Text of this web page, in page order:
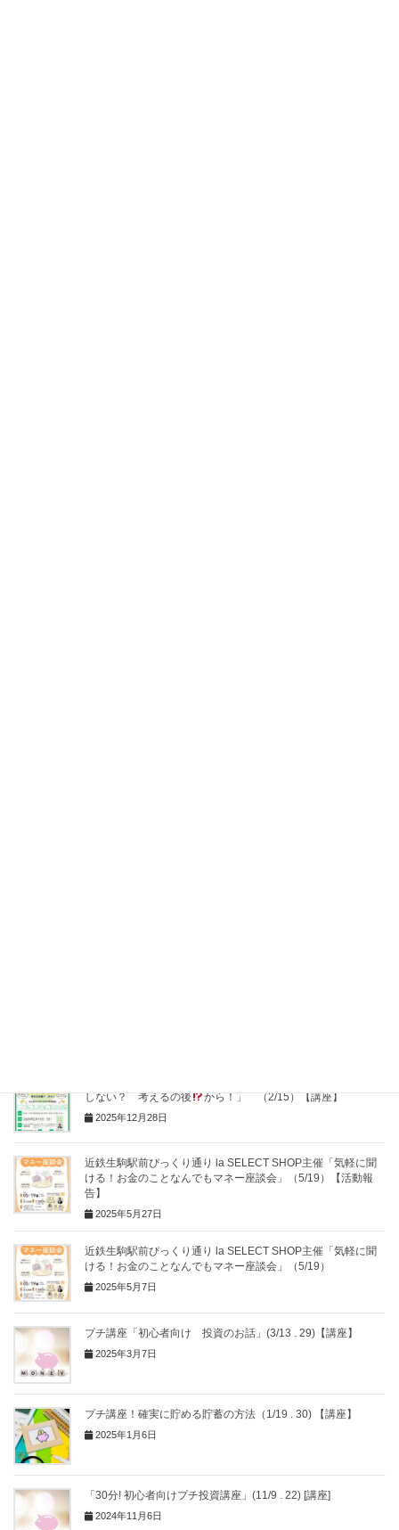
しない？ 考えるの後
から！」 （2/15）【講座】
2025年12月28日
近鉄生駒駅前ぴっくり通り la SELECT SHOP主催「気軽に聞
ける！お金のことなんでもマネー座談会」（5/19）【活動報
告】
2025年5月27日
近鉄生駒駅前ぴっくり通り la SELECT SHOP主催「気軽に聞
ける！お金のことなんでもマネー座談会」（5/19）
2025年5月7日
プチ講座「初心者向け 投資のお話」(3/13 . 29)【講座】
2025年3月7日
プチ講座！確実に貯める貯蓄の方法（1/19 . 30) 【講座】
2025年1月6日
「30分! 初心者向けプチ投資講座」(11/9 . 22) [講座]
2024年11月6日